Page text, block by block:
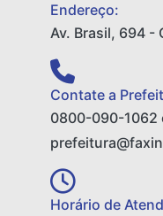
Endereço:
Av. Brasil, 694 -
Contate a
0800-090-1062
Horário de